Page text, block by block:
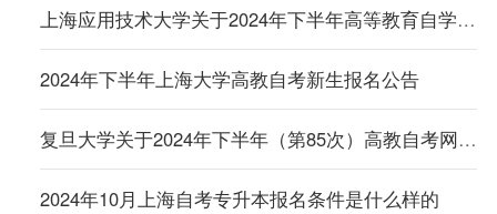
上海应用技术大学关于2024年下半年高等教育自学考试网上报名的通知
2024年下半年上海大学高教自考新生报名公告
复旦大学关于2024年下半年（第85次）高教自考网上报名的通知
2024年10月上海自考专升本报名条件是什么样的